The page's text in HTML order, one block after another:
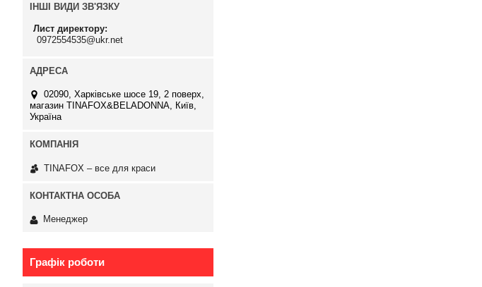
ІНШІ ВИДИ ЗВ'ЯЗКУ
Лист директору
0972554535@ukr.net
02090, Харківське шосе 19, 2 поверх,
магазин TINAFOX&BELADONNA, Київ,
Україна
TINAFOX – все для краси
Менеджер
Графік роботи